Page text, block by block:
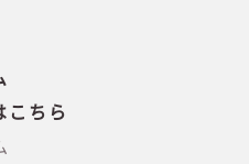
こちら